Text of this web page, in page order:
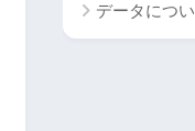
データにつ